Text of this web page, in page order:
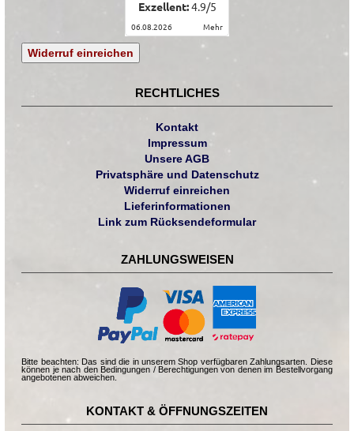
Exzellent:4.9/5
06.08.2026 mehr
Widerruf einreichen
RECHTLICHES
Kontakt
Impressum
Unsere AGB
Privatsphäre und Datenschutz
Widerruf einreichen
Lieferinformationen
Link zum Rücksendeformular
ZAHLUNGSWEISEN
Bitte beachten: Das sind die in unserem Shop verfügbaren Zahlungsarten. Diese
können je nach den Bedingungen / Berechtigungen von denen im Bestellvorgang
angebotenen abweichen.
KONTAKT & ÖFFNUNGSZEITEN